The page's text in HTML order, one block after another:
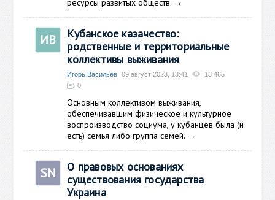
ресурсы развитых обществ. →
ИВ
Кубанское казачество:
родственные и территориальные
коллективы выживания
Игорь Васильев 09 август 2023, 13:41
13 465
0
Основным коллективом выживания,
обеспечивавшим физическое и культурное
воспроизводство социума, у кубанцев была (и
есть) семья либо группа семей. →
SN
О правовых основаниях
существования государства
Украина